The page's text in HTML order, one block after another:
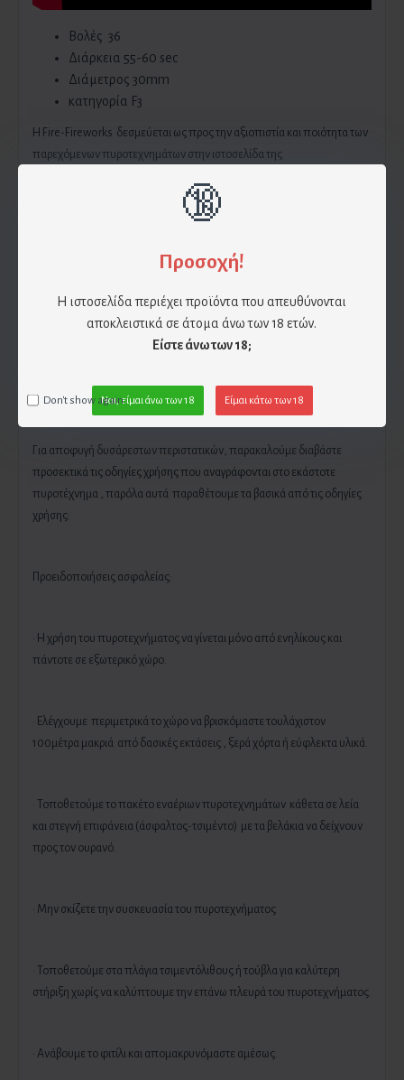
🔞
Προσοχή!
Η ιστοσελίδα περιέχει προϊόντα που απευθύνονται
αποκλειστικά σε άτομα άνω των 18 ετών.
Είστε άνω των 18;
Ναι, είμαι άνω των 18 Είμαι κάτω των 18
Don't show again.
Βολές 36
Διάρκεια 55-60 sec
Διάμετρος 30mm
κατηγορία F3
H Fire-Fireworks δεσμεύεται ως προς την αξιοπιστία και ποιότητα των
παρεχόμενων πυροτεχνημάτων στην ιστοσελίδα της
κανόνες ασφαλείας και διαθέτουν πλήρης οδηγίες στα Ελληνικά. Η Fire-
Fireworks δεν φέρει καμία ευθύνη σε περίπτωση ατυχήματος λόγω μη
τήρηση των κανόνων ασφαλείας.
Επίσης η Fire-Fireworks δεν φέρει καμία ευθύνη για φθορά του
πυροτεχνήματος λόγω πτώσης , υγρασίας και βίαιης συμπεριφοράς. Αν
αναφέρθηκαν παραπάνω τότε την ευθύνη έχει ο πελάτης.
Για αποφυγή δυσάρεστων περιστατικών, παρακαλούμε διαβάστε
προσεκτικά τις οδηγίες χρήσης που αναγράφονται στο εκάστοτε
πυροτέχνημα , παρόλα αυτά παραθέτουμε τα βασικά από τις οδηγίες
χρήσης:
Προειδοποιήσεις ασφαλείας:
· Η χρήση του πυροτεχνήματος να γίνεται μόνο από ενηλίκους και
πάντοτε σε εξωτερικό χώρο.
· Ελέγχουμε περιμετρικά το χώρο να βρισκόμαστε τουλάχιστον
100μέτρα μακριά από δασικές εκτάσεις , ξερά χόρτα ή εύφλεκτα υλικά.
· Τοποθετούμε το πακέτο εναέριων πυροτεχνημάτων κάθετα σε λεία
και στεγνή επιφάνεια (άσφαλτος-τσιμέντο) με τα βελάκια να δείχνουν
προς τον ουρανό.
· Μην σκίζετε την συσκευασία του πυροτεχνήματος
· Τοποθετούμε στα πλάγια τσιμεντόλιθους ή τούβλα για καλύτερη
στήριξη χωρίς να καλύπτουμε την επάνω πλευρά του πυροτεχνήματος.
· Ανάβουμε το φιτίλι και απομακρυνόμαστε αμέσως.